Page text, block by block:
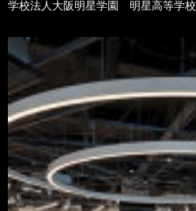
学校法人大阪明星学園 明星高等学校